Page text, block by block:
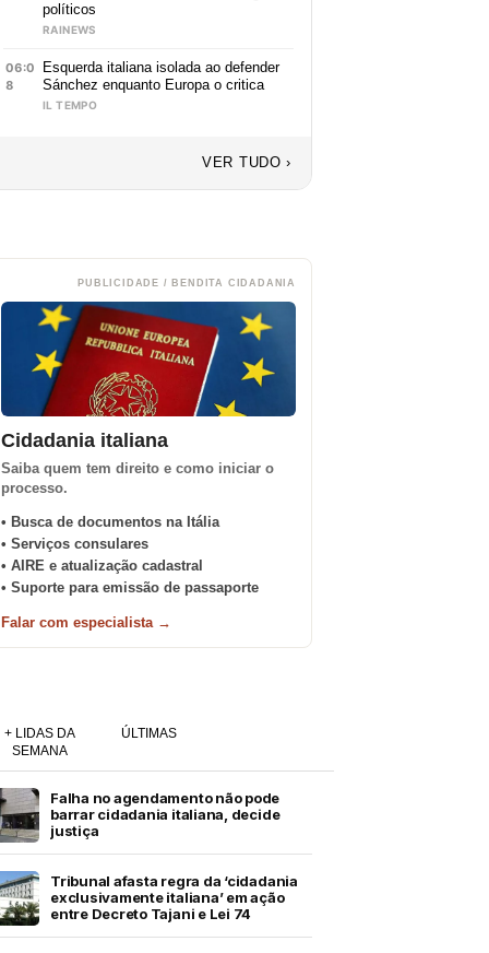
políticos
RAINEWS
06:0
8
Esquerda italiana isolada ao defender
Sánchez enquanto Europa o critica
IL TEMPO
VER TUDO ›
PUBLICIDADE / BENDITA CIDADANIA
Cidadania italiana
Saiba quem tem direito e como iniciar o
processo.
• Busca de documentos na Itália
• Serviços consulares
• AIRE e atualização cadastral
• Suporte para emissão de passaporte
Falar com especialista →
+ LIDAS DA
SEMANA
ÚLTIMAS
Falha no agendamento não pode
barrar cidadania italiana, decide
justiça
Tribunal afasta regra da ‘cidadania
exclusivamente italiana’ em ação
entre Decreto Tajani e Lei 74